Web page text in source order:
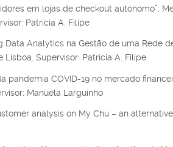
em lojas de checkout autónomo”,
Patrícia A. Filipe
Data Analytics na Gestão de uma Rede
Supervisor: Patrícia A. Filipe
pandemia COVID-19 no mercado
Manuela Larguinho
analysis on My Chu – an